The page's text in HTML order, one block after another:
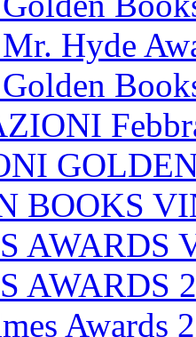
Hyde
BOOKS
AWARDS
AWARDS
Awards